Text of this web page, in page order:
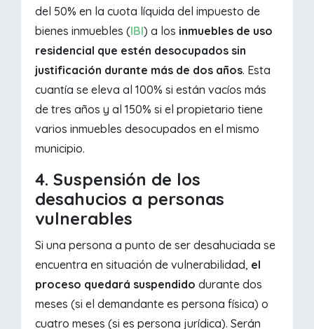
del 50% en la cuota líquida del impuesto de
bienes inmuebles (IBI) a los inmuebles de uso
residencial que estén desocupados sin
justificación durante más de dos años. Esta
cuantía se eleva al 100% si están vacíos más
de tres años y al 150% si el propietario tiene
varios inmuebles desocupados en el mismo
municipio.
4. Suspensión de los
desahucios a personas
vulnerables
Si una persona a punto de ser desahuciada se
encuentra en situación de vulnerabilidad, el
proceso quedará suspendidodurante dos
meses (si el demandante es persona física) o
cuatro meses (si es persona jurídica). Serán